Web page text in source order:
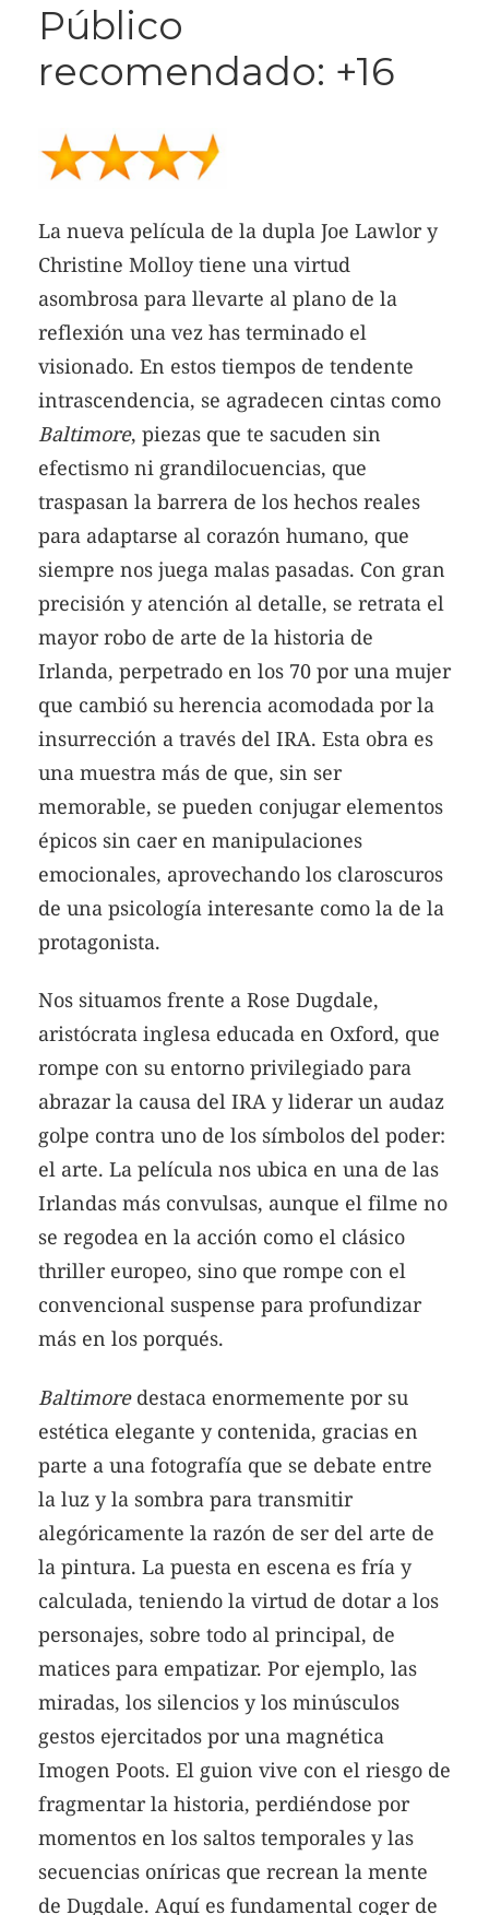
Público
recomendado: +16
La nueva película de la dupla Joe Lawlor y
Christine Molloy tiene una virtud
asombrosa para llevarte al plano de la
reflexión una vez has terminado el
visionado. En estos tiempos de tendente
intrascendencia, se agradecen cintas como
Baltimore, piezas que te sacuden sin
efectismo ni grandilocuencias, que
traspasan la barrera de los hechos reales
para adaptarse al corazón humano, que
siempre nos juega malas pasadas. Con gran
precisión y atención al detalle, se retrata el
mayor robo de arte de la historia de
Irlanda, perpetrado en los 70 por una mujer
que cambió su herencia acomodada por la
insurrección a través del IRA. Esta obra es
una muestra más de que, sin ser
memorable, se pueden conjugar elementos
épicos sin caer en manipulaciones
emocionales, aprovechando los claroscuros
de una psicología interesante como la de la
protagonista.
Nos situamos frente a Rose Dugdale,
aristócrata inglesa educada en Oxford, que
rompe con su entorno privilegiado para
abrazar la causa del IRA y liderar un audaz
golpe contra uno de los símbolos del poder:
el arte. La película nos ubica en una de las
Irlandas más convulsas, aunque el filme no
se regodea en la acción como el clásico
thriller europeo, sino que rompe con el
convencional suspense para profundizar
más en los porqués.
Baltimoredestaca enormemente por su
estética elegante y contenida, gracias en
parte a una fotografía que se debate entre
la luz y la sombra para transmitir
alegóricamente la razón de ser del arte de
la pintura. La puesta en escena es fría y
calculada, teniendo la virtud de dotar a los
personajes, sobre todo al principal, de
matices para empatizar. Por ejemplo, las
miradas, los silencios y los minúsculos
gestos ejercitados por una magnética
Imogen Poots. El guion vive con el riesgo de
fragmentar la historia, perdiéndose por
momentos en los saltos temporales y las
secuencias oníricas que recrean la mente
de Dugdale. Aquí es fundamental coger de